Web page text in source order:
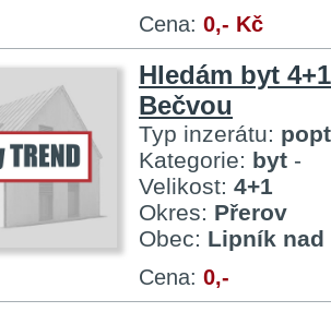
Cena: 0,- Kč
Hledám byt
Bečvou
Typ inzerátu:
Kategorie: byt -
Velikost: 4+1
Okres: Přerov
Obec: Lipník nad
Cena: 0,-